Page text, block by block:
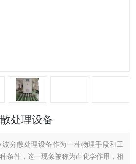
处理设备
波分散处理设备作为一种物理手段和工
条件，这一现象被称为声化学作用，相